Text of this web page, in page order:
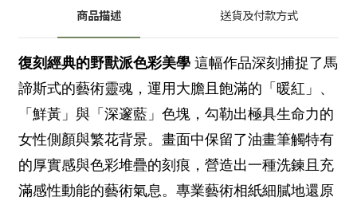
商品描述 送貨及付款方式
復刻經典的野獸派色彩美學 這幅作品深刻捕捉了馬
諦斯式的藝術靈魂，運用大膽且飽滿的「暖紅」、
「鮮黃」與「深邃藍」色塊，勾勒出極具生命力的
女性側顏與繁花背景。畫面中保留了油畫筆觸特有
的厚實感與色彩堆疊的刻痕，營造出一種洗鍊且充
滿感性動能的藝術氣息。專業藝術相紙細膩地還原